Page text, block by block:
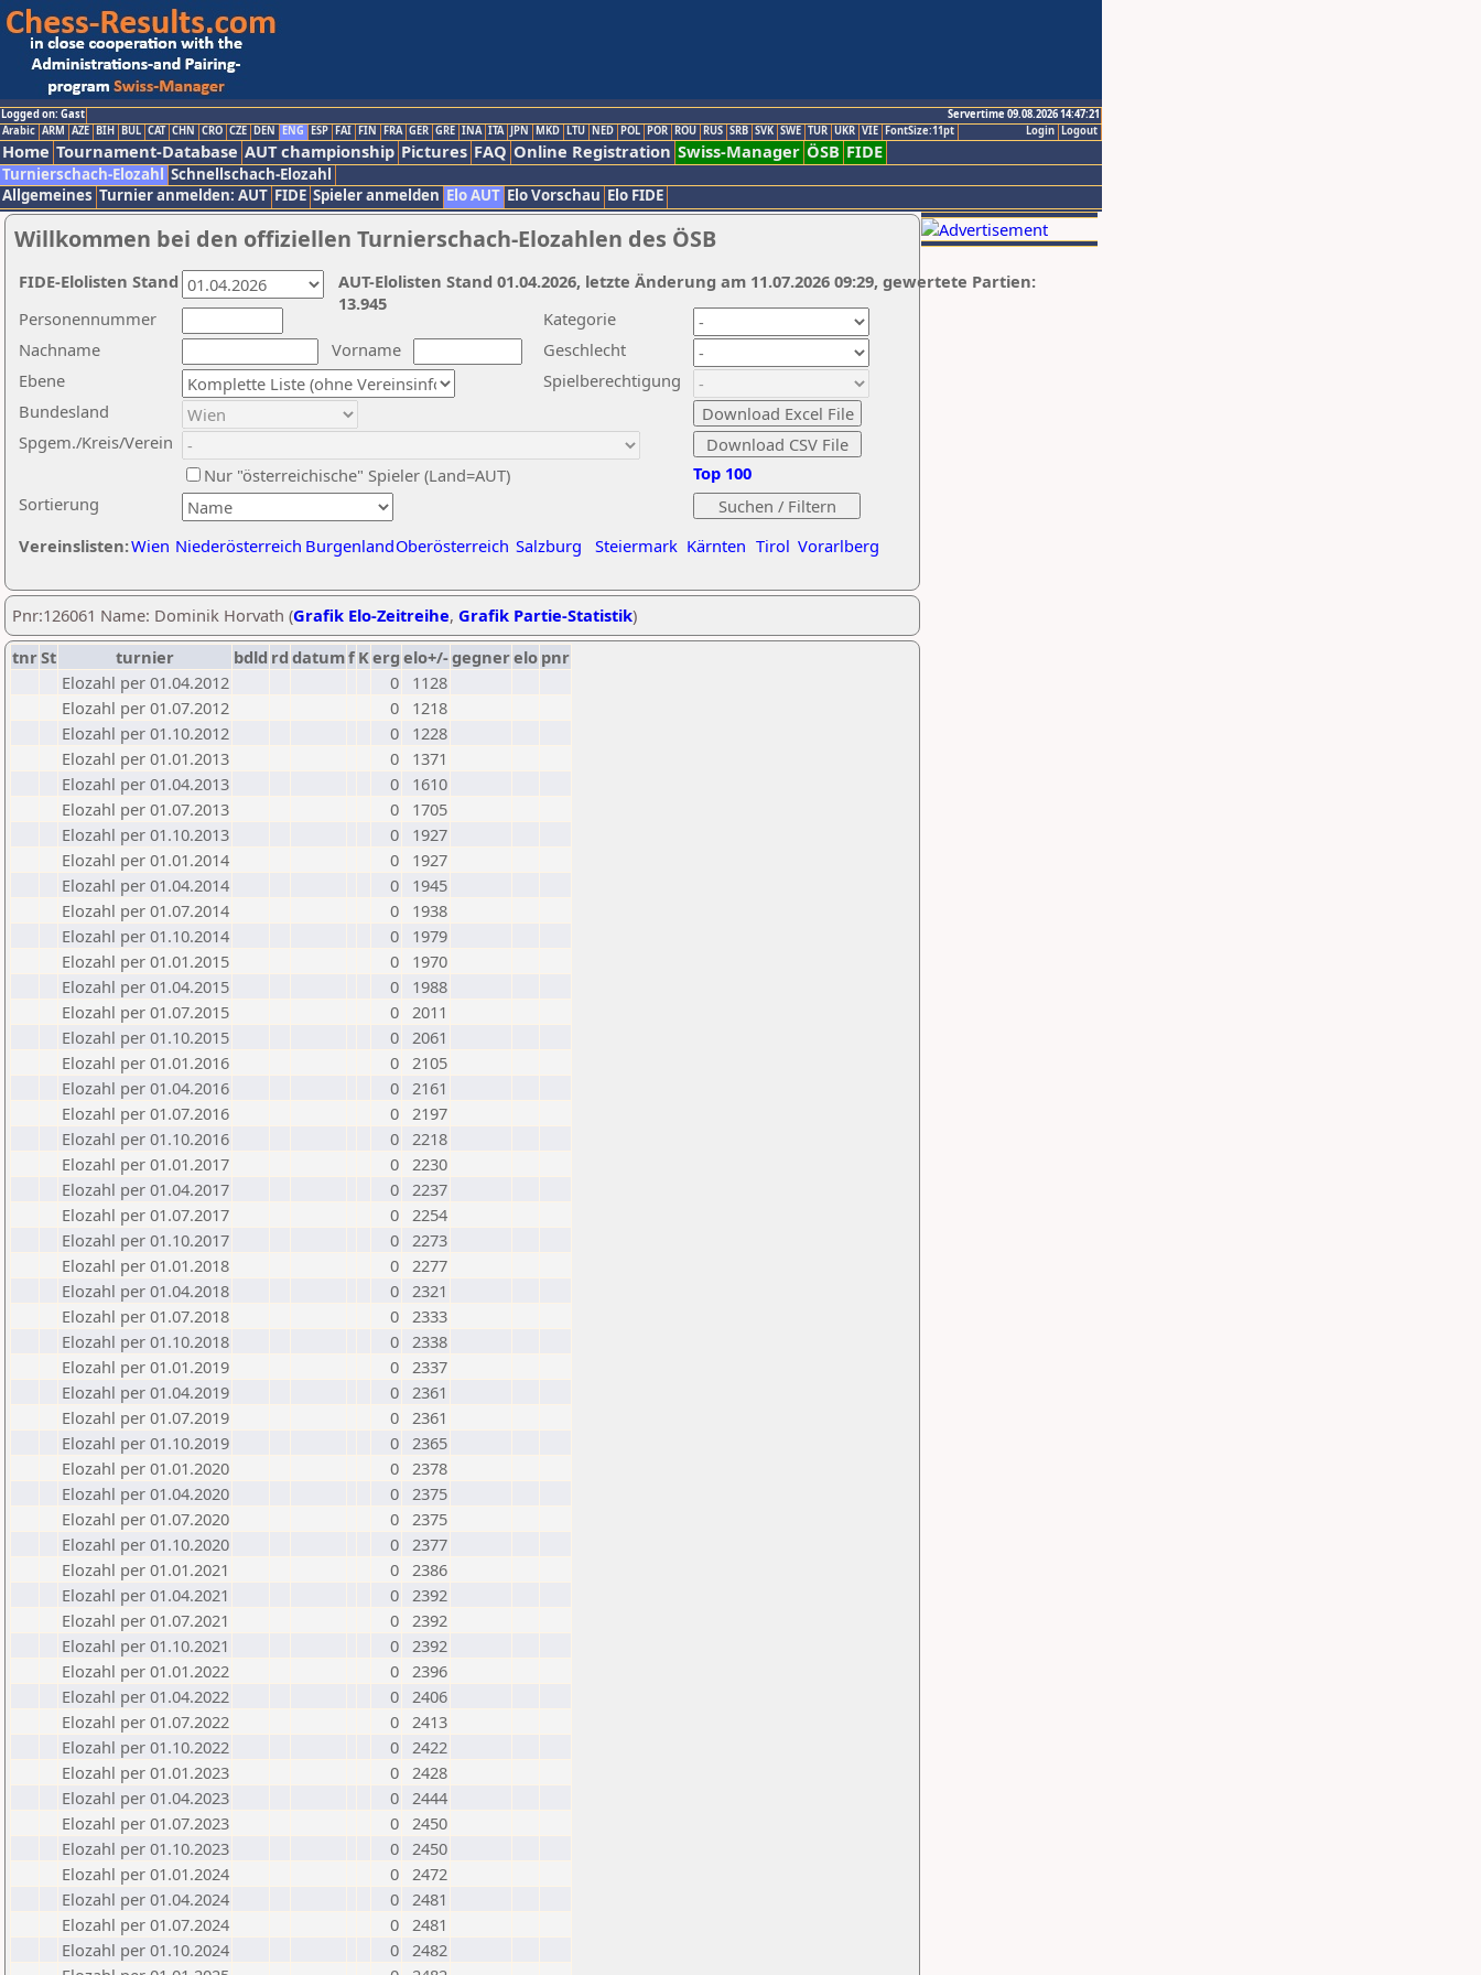
Logged on: Gast
Servertime 09.08.2026 14:47:21
Logout
Login
Arabic ARM AZE BIH BUL CAT CHN CRO CZE DEN ENG ESP FAI FIN FRA GER GRE INA ITA JPN MKD LTU NED POL POR ROU RUS SRB SVK SWE TUR UKR VIE FontSize:11pt
Home Tournament-Database AUT championship Pictures FAQ Online Registration Swiss-Manager ÖSB FIDE
Turnierschach-Elozahl Schnellschach-Elozahl
Allgemeines Turnier anmelden: AUT FIDE Spieler anmelden Elo AUT Elo Vorschau Elo FIDE
Willkommen bei den offiziellen Turnierschach-Elozahlen des ÖSB
Nachname
Vorname
Ebene
Kategorie
Sortierung
Personennummer
Bundesland
Spgem./Kreis/Verein
Geschlecht
Nur "österreichische" Spieler (Land=AUT)
Spielberechtigung
Vereinslisten:Wien Niederösterreich BurgenlandOberösterreich Salzburg Steiermark Kärnten Tirol Vorarlberg
Top 100
AUT-Elolisten Stand 01.04.2026, letzte Änderung am 11.07.2026 09:29, gewertete Partien:
13.945
FIDE-Elolisten Stand
Pnr:126061 Name: Dominik Horvath (Grafik Elo-Zeitreihe, Grafik Partie-Statistik)
tnrSt turnier bdld rd datumf Kerg elo+/-gegnerelo pnr
Elozahl per 01.04.2012
0
1128
Elozahl per 01.07.2012
0
1218
Elozahl per 01.10.2012
0
1228
Elozahl per 01.01.2013
0
1371
Elozahl per 01.04.2013
0
1610
Elozahl per 01.07.2013
0
1705
Elozahl per 01.10.2013
0
1927
Elozahl per 01.01.2014
0
1927
Elozahl per 01.04.2014
0
1945
Elozahl per 01.07.2014
0
1938
Elozahl per 01.10.2014
0
1979
Elozahl per 01.01.2015
0
1970
Elozahl per 01.04.2015
0
1988
Elozahl per 01.07.2015
0 2011
Elozahl per 01.10.2015
0 2061
Elozahl per 01.01.2016
0 2105
Elozahl per 01.04.2016
0 2161
Elozahl per 01.07.2016
0 2197
Elozahl per 01.10.2016
0 2218
Elozahl per 01.01.2017
0 2230
Elozahl per 01.04.2017
0 2237
Elozahl per 01.07.2017
0 2254
Elozahl per 01.10.2017
0 2273
Elozahl per 01.01.2018
0 2277
Elozahl per 01.04.2018
0 2321
Elozahl per 01.07.2018
0 2333
Elozahl per 01.10.2018
0 2338
Elozahl per 01.01.2019
0 2337
Elozahl per 01.04.2019
0 2361
Elozahl per 01.07.2019
0 2361
Elozahl per 01.10.2019
0 2365
Elozahl per 01.01.2020
0 2378
Elozahl per 01.04.2020
0 2375
Elozahl per 01.07.2020
0 2375
Elozahl per 01.10.2020
0 2377
Elozahl per 01.01.2021
0 2386
Elozahl per 01.04.2021
0 2392
Elozahl per 01.07.2021
0 2392
Elozahl per 01.10.2021
0 2392
Elozahl per 01.01.2022
0 2396
Elozahl per 01.04.2022
0 2406
Elozahl per 01.07.2022
0 2413
Elozahl per 01.10.2022
0 2422
Elozahl per 01.01.2023
0 2428
Elozahl per 01.04.2023
0 2444
Elozahl per 01.07.2023
0 2450
Elozahl per 01.10.2023
0 2450
Elozahl per 01.01.2024
0 2472
Elozahl per 01.04.2024
0 2481
Elozahl per 01.07.2024
0 2481
Elozahl per 01.10.2024
0 2482